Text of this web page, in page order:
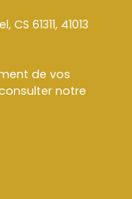
61311, 41013
de vos
notre